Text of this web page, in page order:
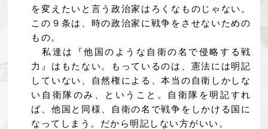
を変えたいと言う政治家はろくなものじゃない。
この９条は、時の政治家に戦争をさせないための
もの。
私達は『他国のような自衛の名で侵略する戦
力』はもたない。もっているのは、憲法には明記
していない、自然権による、本当の自衛しかしな
い自衛隊のみ、ということ。自衛隊を明記すれ
ば、他国と同様、自衛の名で戦争をしかける国に
なってしまう。だから明記しない方がいい。